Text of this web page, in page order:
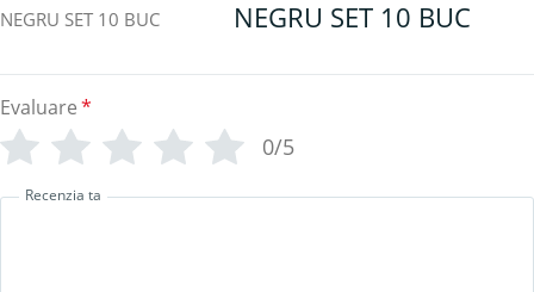
NEGRU SET 10 BUC
Evaluare*
0/5
Recenzia ta